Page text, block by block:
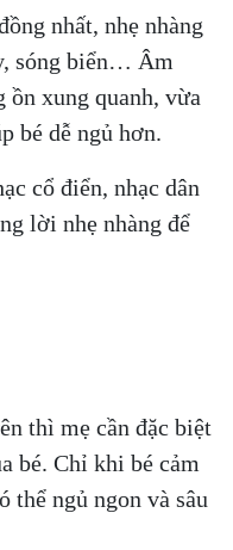
nhất, nhẹ nhàng
sóng biển… Âm
xung quanh, vừa
bé dễ ngủ hơn.
cổ điển, nhạc dân
lời nhẹ nhàng để
thì mẹ cần đặc biệt
bé. Chỉ khi bé cảm
ngủ ngon và sâu